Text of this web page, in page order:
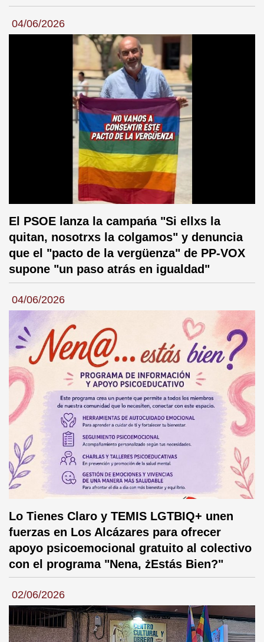
04/06/2026
El PSOE lanza la campańa "Si ellxs la
quitan, nosotrxs la colgamos" y denuncia
que el "pacto de la vergüenza" de PP-VOX
supone "un paso atrás en igualdad"
04/06/2026
Lo Tienes Claro y TEMIS LGTBIQ+ unen
fuerzas en Los Alcázares para ofrecer
apoyo psicoemocional gratuito al colectivo
con el programa "Nena, żEstás Bien?"
02/06/2026